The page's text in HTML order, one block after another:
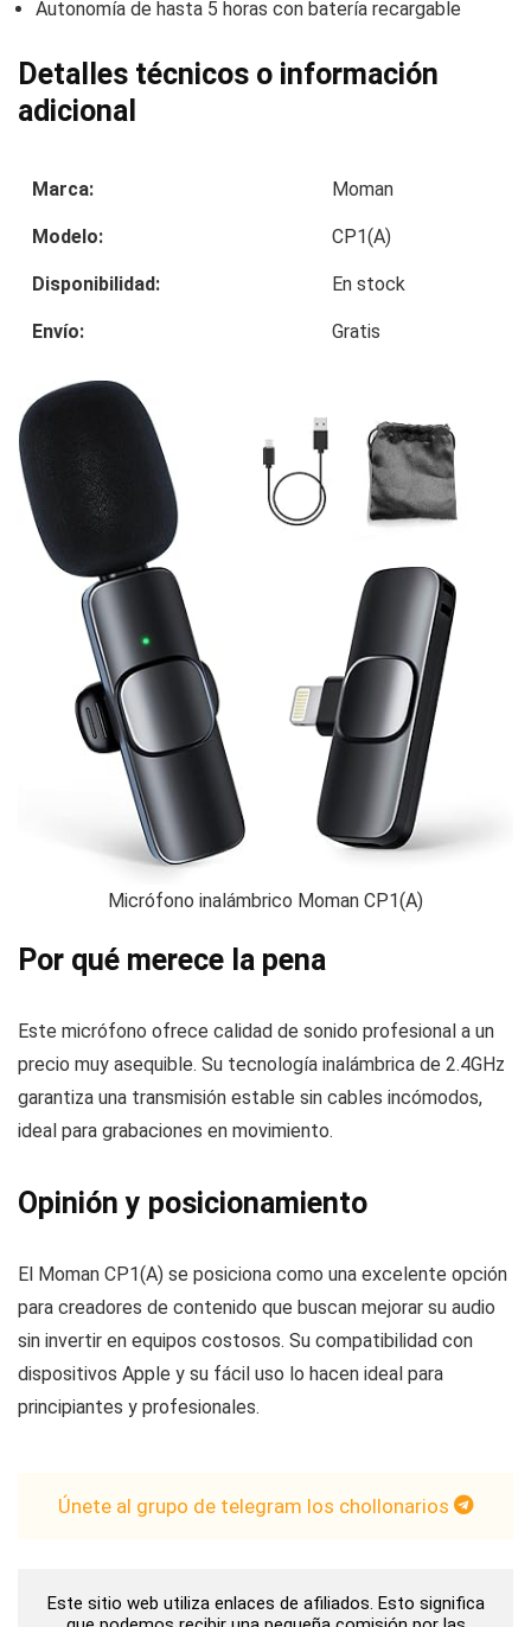
Autonomía de hasta 5 horas con batería recargable
Detalles técnicos o información
adicional
Marca: Moman
Modelo: CP1(A)
Disponibilidad: En stock
Envío: Gratis
Micrófono inalámbrico Moman CP1(A)
Por qué merece la pena
Este micrófono ofrece calidad de sonido profesional a un
precio muy asequible. Su tecnología inalámbrica de 2.4GHz
garantiza una transmisión estable sin cables incómodos,
ideal para grabaciones en movimiento.
Opinión y posicionamiento
El Moman CP1(A) se posiciona como una excelente opción
para creadores de contenido que buscan mejorar su audio
sin invertir en equipos costosos. Su compatibilidad con
dispositivos Apple y su fácil uso lo hacen ideal para
principiantes y profesionales.
Únete al grupo de telegram los chollonarios
Este sitio web utiliza enlaces de afiliados. Esto significa